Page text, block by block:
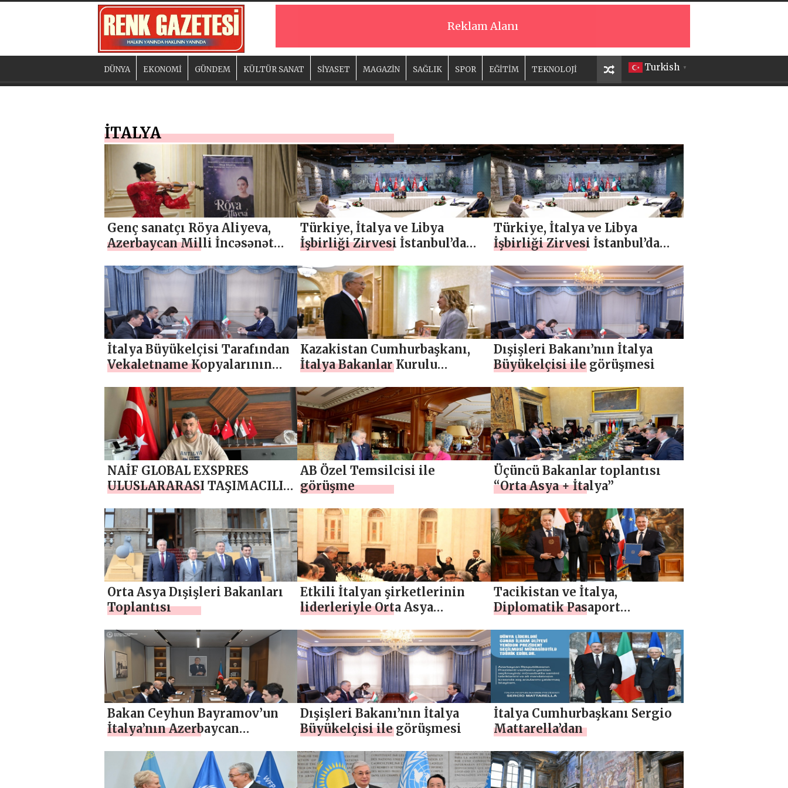
Reklam Alanı
Turkish ▼
DÜNYA EKONOMİ GÜNDEM KÜLTÜR SANAT SİYASET MAGAZİN SAĞLIK SPOR EĞİTİM TEKNOLOJİ
İTALYA
Genç sanatçı Röya Aliyeva,
Azerbaycan Milli İncəsənət
verdi
Türkiye, İtalya ve Libya
İşbirliği Zirvesi İstanbul’da
Türkiye, İtalya ve Libya
İşbirliği Zirvesi İstanbul’da
İtalya Büyükelçisi Tarafından
Vekaletname Kopyalarının
Kazakistan Cumhurbaşkanı,
İtalya Bakanlar Kurulu
görüştü
Dışişleri Bakanı’nın İtalya
Büyükelçisi ile görüşmesi
NAİF GLOBAL EXSPRES
ULUSLARARASI TAŞIMACILIK
DÜNYAYA AÇILIYOR
AB Özel Temsilcisi ile
görüşme
Üçüncü Bakanlar toplantısı
“Orta Asya + İtalya”
Orta Asya Dışişleri Bakanları
Toplantısı
Etkili İtalyan şirketlerinin
liderleriyle Orta Asya
Tacikistan ve İtalya,
Diplomatik Pasaport
Muafiyetine İlişkin Anlaşma
imzaladı
Bakan Ceyhun Bayramov’un
İtalya’nın Azerbaycan
görüşmesine ilişkin basın
açıklaması
Dışişleri Bakanı’nın İtalya
Büyükelçisi ile görüşmesi
İtalya Cumhurbaşkanı Sergio
Mattarella’dan